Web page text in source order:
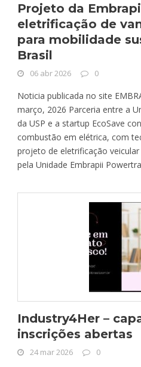
Projeto da
eletrificação de
para mobilidade
Brasil
06 abr 2026 0
Noticia publicada no site
março, 2026 Parceria entre a
da USP e a startup EcoSave
combustão em elétrica, com
projeto de eletrificação
pela Unidade Embrapii
Industry4Her –
inscrições abertas
24 mar 2026 0